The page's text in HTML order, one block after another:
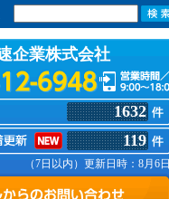
企業株式会社
1632
119
（7日以内）更新日時：8月6日